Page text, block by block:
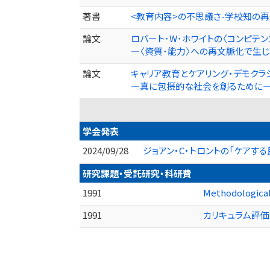
著書
<教育内容>の不思議さ-学校知の
論文
ロバート･W･ホワイトの〈コンピテン
―〈資質･能力〉への再文脈化で
論文
キャリア教育とケアリング・デモクラ
―真に包摂的な社会を創るために
学会発表
2024/09/28
ジョアン・C・トロントの「ケ
研究課題・受託研究・科研費
1991
1991
カリキュラム評